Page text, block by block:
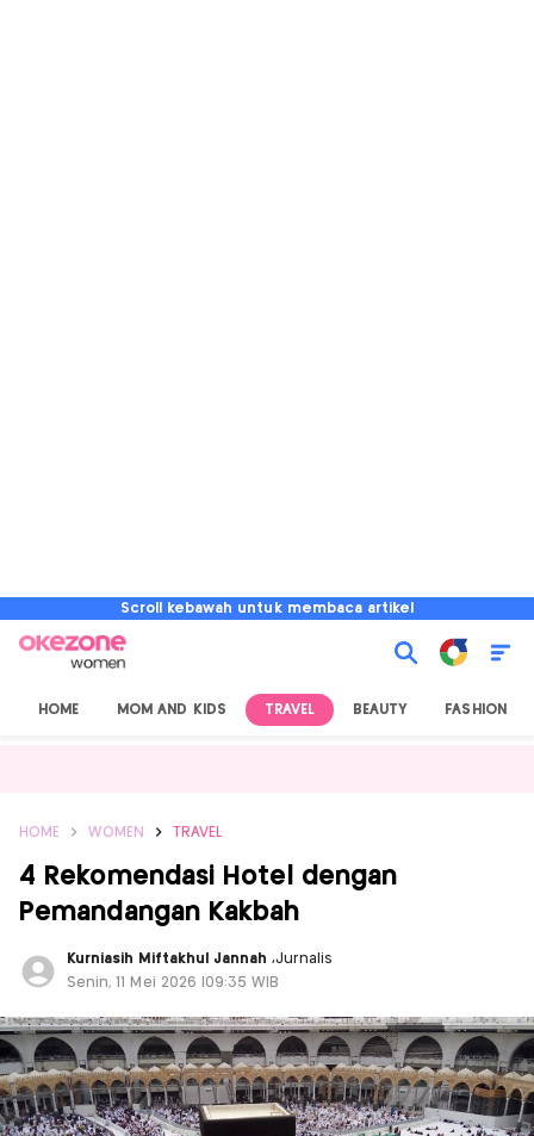
Scroll kebawah untuk membaca artikel
HOME MOM AND KIDS TRAVEL BEAUTY FASHION
HOME WOMEN TRAVEL
4 Rekomendasi Hotel dengan
Pemandangan Kakbah
Kurniasih Miftakhul Jannah,Jurnalis
Senin, 11 Mei 2026 |09:35 WIB